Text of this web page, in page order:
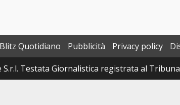
Quotidiano Pubblicità Privacy policy
Testata Giornalistica registrata al